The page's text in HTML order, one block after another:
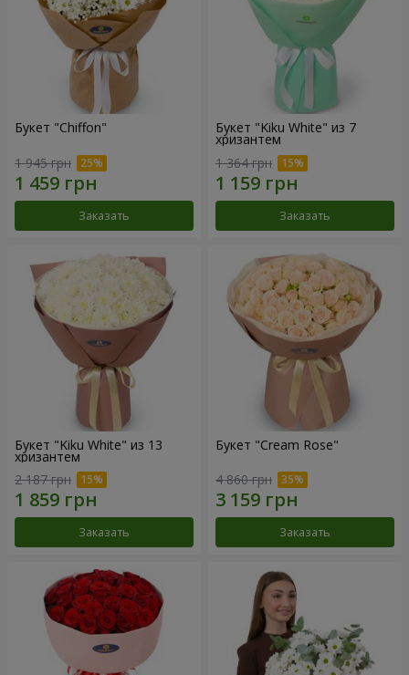
Букет "Chiffon"
1 945 грн
Заказать
Букет "Kiku White" из 7
хризантем
1 364 грн
Заказать
Букет "Kiku White" из 13
хризантем
2 187 грн
Заказать
Букет "Cream Rose"
4 860 грн
Заказать